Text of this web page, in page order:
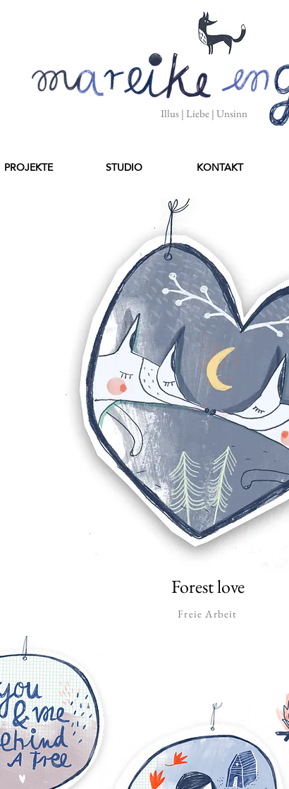
Illus | Liebe | Unsinn
PROJEKTE STUDIO KONTAKT
Forest love
Freie Arbeit